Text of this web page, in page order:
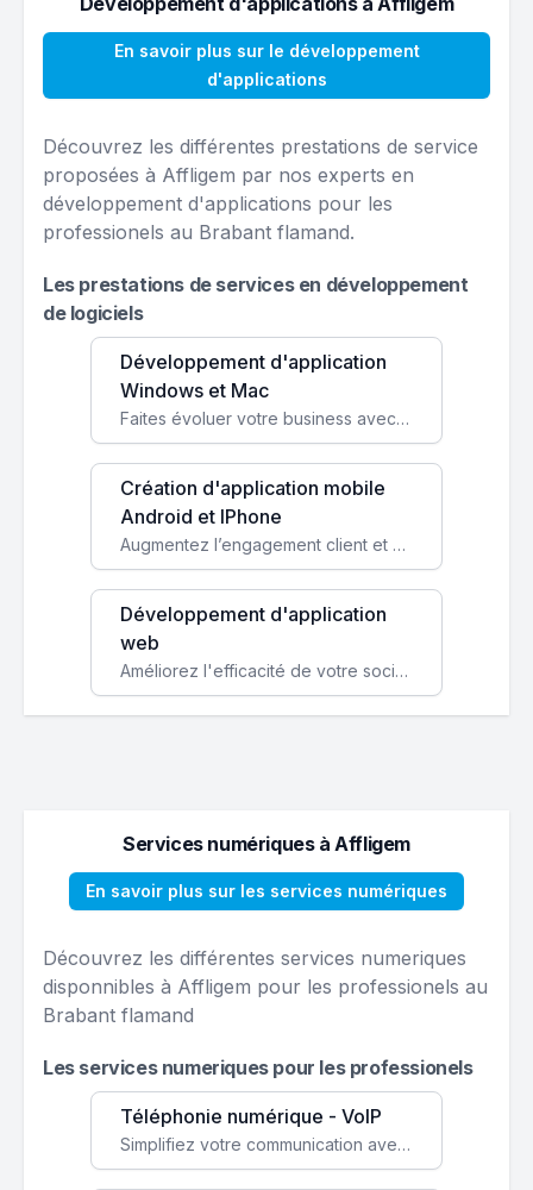
En savoir plus sur le développement
d'applications
Découvrez les différentes prestations de service
proposées à Affligem par nos experts en
développement d'applications pour les
professionels au Brabant flamand.
Les prestations de services en développement
de logiciels
Développement d'application
Windows et Mac
Faites évoluer votre business avec des solutions logicielles personnalisées, parfaitement adaptées à vos besoins spécifiques.
Création d'application mobile
Android et IPhone
Augmentez l’engagement client et simplifiez vos processus avec une application mobile sur mesure, disponible sur iOS et Android.
Développement d'application
web
Améliorez l'efficacité de votre société avec une application web personnalisée accessible partout et tout le temps.
Services numériques à Affligem
En savoir plus sur les services numériques
Découvrez les différentes services numeriques
disponnibles à Affligem pour les professionels au
Brabant flamand
Les services numeriques pour les professionels
Téléphonie numérique - VoIP
Simplifiez votre communication avec une solution VoIP flexible, économique et adaptée à vos besoins professionnels.